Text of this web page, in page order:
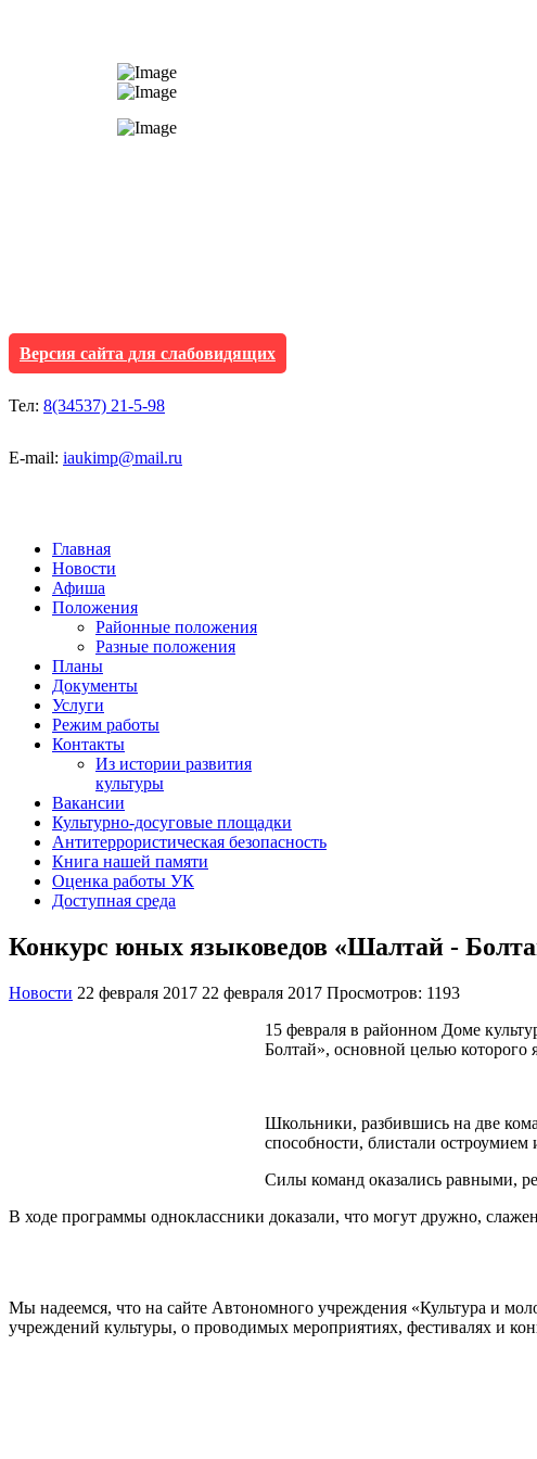
Версия сайта для слабовидящих
Тел: 8(34537) 21-5-98
E-mail: iaukimp@mail.ru
Главная
Новости
Афиша
Положения
Районные положения
Разные положения
Планы
Документы
Услуги
Режим работы
Контакты
Из истории развития
культуры
Вакансии
Культурно-досуговые площадки
Антитеррористическая безопасность
Книга нашей памяти
Оценка работы УК
Доступная среда
Конкурс юных языковедов «Шалтай -
Новости 22 февраля 2017 22 февраля 2017 Просмотров: 1193
15 февраля в районном Доме
Болтай», основной целью которого
Школьники, разбившись на две
способности, блистали
Силы команд оказались равными,
В ходе программы одноклассники доказали, что могут дружно,
Мы надеемся, что на сайте Автономного учреждения «Культура и
учреждений культуры, о проводимых мероприятиях, фестивалях и